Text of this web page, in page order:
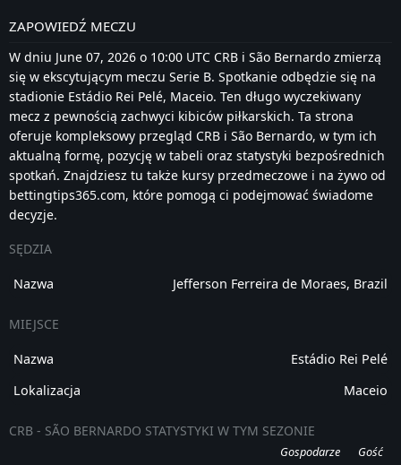
ZAPOWIEDŹ MECZU
W dniu June 07, 2026 o 10:00 UTC CRB i São Bernardo zmierzą
się w ekscytującym meczu Serie B. Spotkanie odbędzie się na
stadionie Estádio Rei Pelé, Maceio. Ten długo wyczekiwany
mecz z pewnością zachwyci kibiców piłkarskich. Ta strona
oferuje kompleksowy przegląd CRB i São Bernardo, w tym ich
aktualną formę, pozycję w tabeli oraz statystyki bezpośrednich
spotkań. Znajdziesz tu także kursy przedmeczowe i na żywo od
bettingtips365.com, które pomogą ci podejmować świadome
decyzje.
SĘDZIA
Nazwa Jefferson Ferreira de Moraes, Brazil
MIEJSCE
Nazwa
Estádio Rei Pelé
Lokalizacja
Maceio
CRB - SÃO BERNARDO STATYSTYKI W TYM SEZONIE
Gospodarze Gość